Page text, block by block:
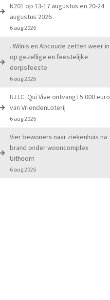
N201 op 13-17 augustus en 20-24
augustus 2026
6 aug 2026
. Wilnis en Abcoude zetten weer in
op gezellige en feestelijke
dorpsfeeste
6 aug 2026
U.H.C. Qui Vive ontvangt 5.000 euro
van VriendenLoterij
6 aug 2026
Vier bewoners naar ziekenhuis na
brand onder wooncomplex
Uithoorn
6 aug 2026